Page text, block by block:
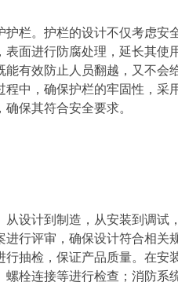
栏。护栏的设计不仅考虑安
面进行防腐处理，延长其使
有效防止人员翻越，又不会
中，确保护栏的牢固性，采
保其符合安全要求。
设计到制造，从安装到调试
行评审，确保设计符合相关
抽检，保证产品质量。在安
栓连接等进行检查；消防系